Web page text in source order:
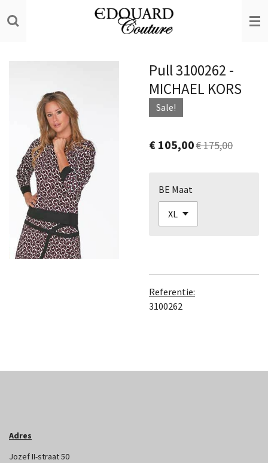
direct
Pull 3100262 -
MICHAEL KORS
Sale!
€ 105,00€ 175,00
BE Maat
Referentie:
3100262
Adres
Jozef II-straat 50